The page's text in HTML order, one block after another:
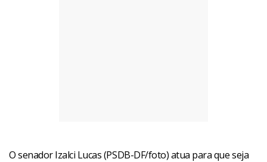
O senador Izalci Lucas (PSDB-DF/foto) atua para que seja